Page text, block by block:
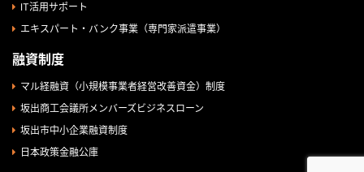
IT活用サポート
エキスパート・バンク事業（専門家派遣事業）
融資制度
マル経融資（小規模事業者経営改善資金）制度
坂出商工会議所メンバーズビジネスローン
坂出市中小企業融資制度
日本政策金融公庫